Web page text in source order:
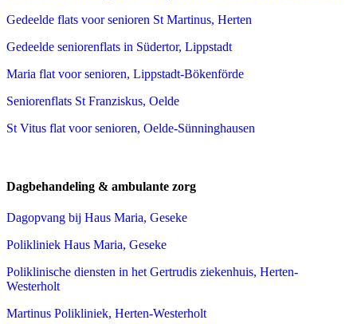
Gedeelde flats voor senioren St Martinus, Herten
Gedeelde seniorenflats in Südertor, Lippstadt
Maria flat voor senioren, Lippstadt-Bökenförde
Seniorenflats St Franziskus, Oelde
St Vitus flat voor senioren, Oelde-Sünninghausen
Dagbehandeling & ambulante zorg
Dagopvang bij Haus Maria, Geseke
Polikliniek Haus Maria, Geseke
Poliklinische diensten in het Gertrudis ziekenhuis, Herten-
Westerholt
Martinus Polikliniek, Herten-Westerholt